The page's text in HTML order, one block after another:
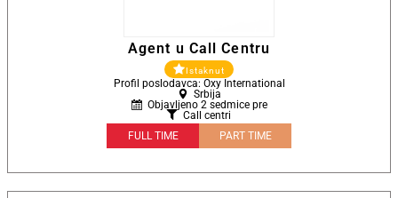
Agent u Call Centru
Istaknut
Profil poslodavca: Oxy International
Srbija
Objavljeno 2 sedmice pre
Call centri
FULL TIME
PART TIME